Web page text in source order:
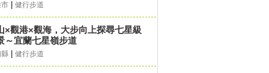
健行步道
×觀港×觀海，大步向上探尋七星級
～宜蘭七星嶺步道
健行步道